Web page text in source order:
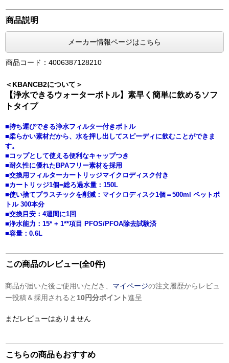
商品説明
メーカー情報ページはこちら
商品コード：4006387128210
＜KBANCB2について＞
【浄水できるウォーターボトル】素早く簡単に飲めるソフ
トタイプ
■持ち運びできる浄水フィルター付きボトル
■柔らかい素材だから、水を押し出してスピーディに飲むことができま
す。
■コップとして使える便利なキャップつき
■耐久性に優れたBPAフリー素材を採用
■交換用フィルターカートリッジマイクロディスク付き
■カートリッジ1個=総ろ過水量：150L
■使い捨てプラスチックを削減：マイクロディスク1個＝500ml ペットボ
トル 300本分
■交換目安：4週間に1回
■浄水能力：15* + 1**項目 PFOS/PFOA除去試験済
■容量：0.6L
この商品のレビュー(全0件)
商品が届いた後ご使用いただき、 マイページの注文履歴からレビュ
ー投稿＆採用されると 10円分ポイント進呈
まだレビューはありません
こちらの商品もおすすめ